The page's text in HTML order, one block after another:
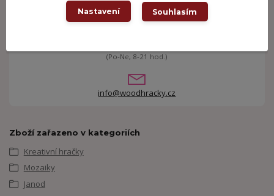
Potřebujete poradit?
(Po-Ne, 8-21 hod.)
info@woodhracky.cz
Zboží zařazeno v kategoriích
Kreativní hračky
Mozaiky
Janod
Nastavení Souhlasím